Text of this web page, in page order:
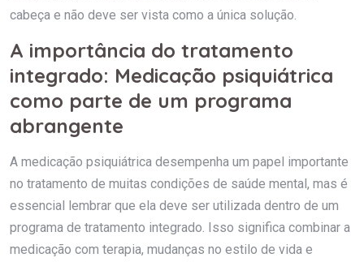
cabeça e não deve ser vista como a única solução.
A importância do tratamento
integrado: Medicação psiquiátrica
como parte de um programa
abrangente
A medicação psiquiátrica desempenha um papel importante
no tratamento de muitas condições de saúde mental, mas é
essencial lembrar que ela deve ser utilizada dentro de um
programa de tratamento integrado. Isso significa combinar a
medicação com terapia, mudanças no estilo de vida e